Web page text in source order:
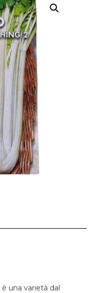
è una varietà dal